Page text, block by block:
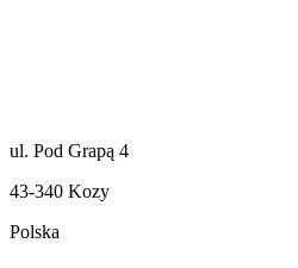
ul. Pod Grapą 4
43-340 Kozy
Polska